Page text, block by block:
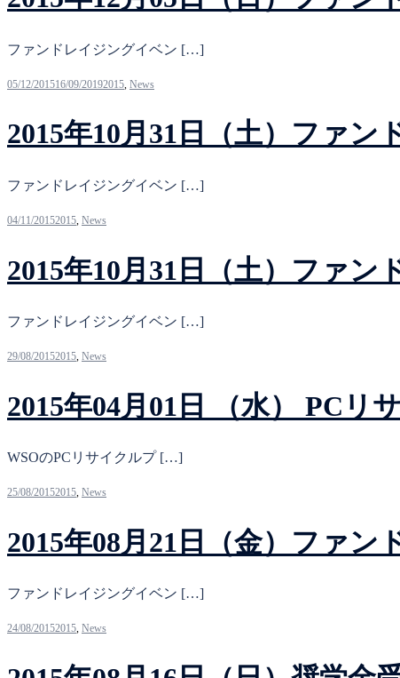
ファンドレイジングイベン […]
05/12/201516/09/20192015, News
2015年10月31日（土）ファ
ファンドレイジングイベン […]
04/11/20152015, News
2015年10月31日（土）ファ
ファンドレイジングイベン […]
29/08/20152015, News
2015年04月01日 （水） PCリ
WSOのPCリサイクルプ […]
25/08/20152015, News
2015年08月21日（金）ファ
ファンドレイジングイベン […]
24/08/20152015, News